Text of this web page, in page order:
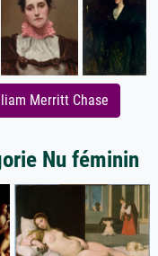
Merritt Chase
Nu féminin